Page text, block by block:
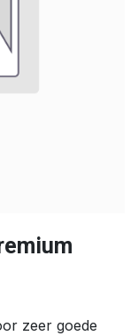
zeer goede